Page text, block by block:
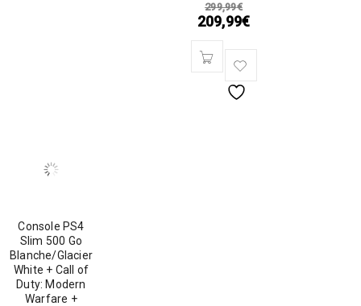
299,99€
209,99€
Console PS4
Slim 500 Go
Blanche/Glacier
White + Call of
Duty: Modern
Warfare +